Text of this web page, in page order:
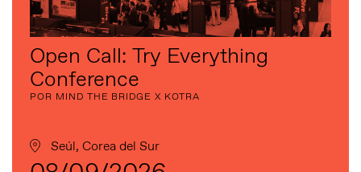
Open Call: Try Everything
Conference
POR MIND THE BRIDGE X KOTRA
Seúl, Corea del Sur